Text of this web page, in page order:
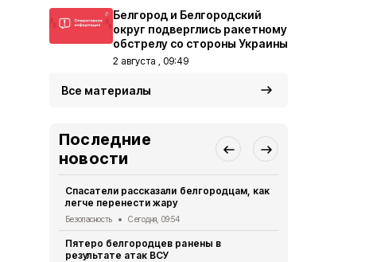
Белгород и Белгородский
округ подверглись ракетному
обстрелу со стороны Украины
2 августа , 09:49
Все материалы
Последние
новости
Спасатели рассказали белгородцам, как
легче перенести жару
Безопасность Сегодня, 09:54
Пятеро белгородцев ранены в
результате атак ВСУ